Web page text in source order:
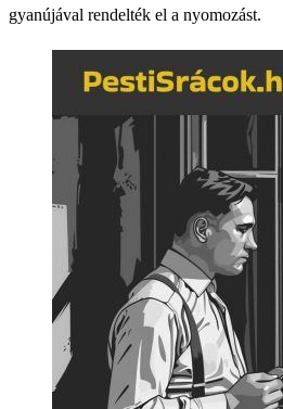
gyanújával rendelték el a nyomozást.